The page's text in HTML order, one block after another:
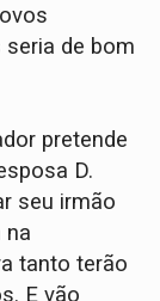
seria de bom
pretende
D.
seu irmão
na
tanto terão
E vão